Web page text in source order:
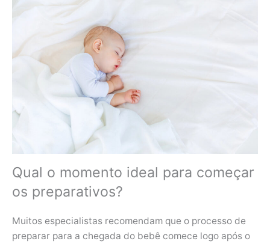
Qual o momento ideal para começar
os preparativos?
Muitos especialistas recomendam que o processo de
preparar para a chegada do bebê comece logo após o